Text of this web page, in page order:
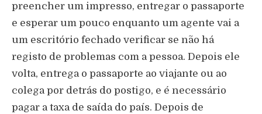
preencher um impresso, entregar o passaporte
e esperar um pouco enquanto um agente vai a
um escritório fechado verificar se não há
registo de problemas com a pessoa. Depois ele
volta, entrega o passaporte ao viajante ou ao
colega por detrás do postigo, e é necessário
pagar a taxa de saída do país. Depois de